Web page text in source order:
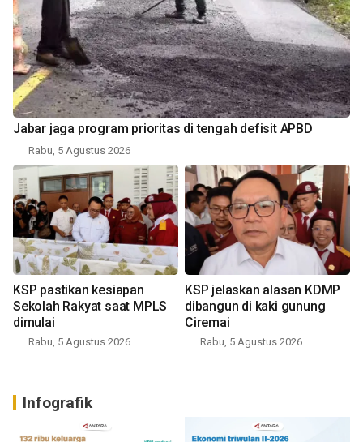
Jabar jaga program prioritas di tengah defisit APBD
Rabu, 5 Agustus 2026
KSP pastikan kesiapan
Sekolah Rakyat saat MPLS
dimulai
Rabu, 5 Agustus 2026
KSP jelaskan alasan KDMP
dibangun di kaki gunung
Ciremai
Rabu, 5 Agustus 2026
Infografik